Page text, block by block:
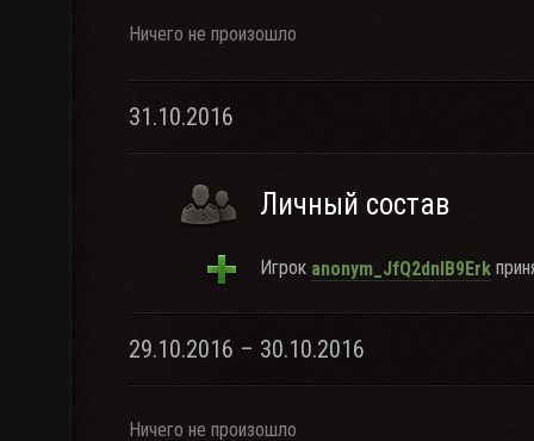
Ничего не произошло
31.10.2016
Личный состав
Игрок anonym_JfQ2dnIB9Erk
29.10.2016 – 30.10.2016
Ничего не произошло